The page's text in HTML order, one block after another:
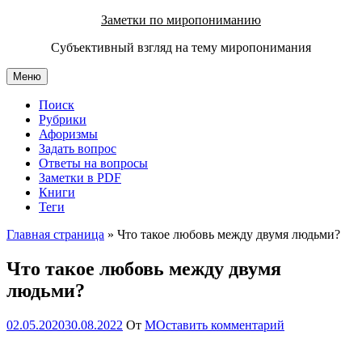
содержимому
Заметки по миропониманию
Субъективный взгляд на тему миропонимания
Меню
Поиск
Рубрики
Афоризмы
Задать вопрос
Ответы на вопросы
Заметки в PDF
Книги
Теги
Главная страница » Что такое любовь между двумя людьми?
Что такое любовь между двумя
людьми?
02.05.202030.08.2022 От МОставить комментарий